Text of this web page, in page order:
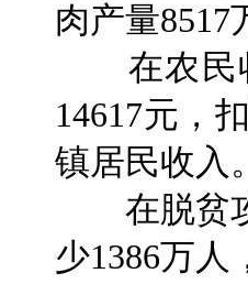
肉产量
在农民收
14617元，
镇居民收入。
在脱贫攻
少1386万人